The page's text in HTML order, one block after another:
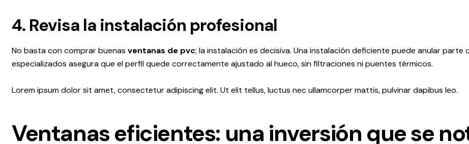
4. Revisa la instalación profesional
No basta con comprar buenas ventanas de pvc; la instalación es decisiva. Una instalación deficiente puede anular
especializados asegura que el perfil quede correctamente ajustado al hueco, sin filtraciones ni puentes térmicos.
Lorem ipsum dolor sit amet, consectetur adipiscing elit. Ut elit tellus, luctus nec ullamcorper mattis, pulvinar dapibus leo.
Ventanas eficientes: una inversión que se